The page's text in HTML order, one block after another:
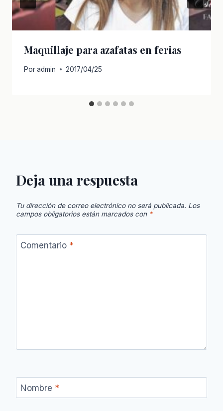
Maquillaje para azafatas en ferias
Poradmin 2017/04/25
Deja una respuesta
Tu dirección de correo electrónico no será publicada. Los
campos obligatorios están marcados con *
Comentario *
Nombre *